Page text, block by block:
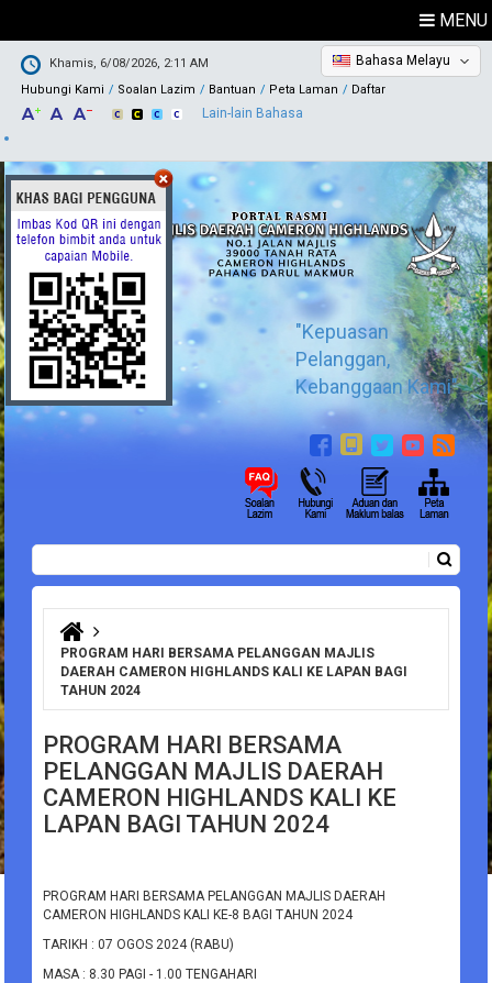
MENU
Khamis, 6/08/2026, 2:11 AM
Hubungi Kami
Soalan Lazim Bantuan Peta Laman Daftar
Bahasa Melayu
Lain-lain Bahasa
"Kepuasan
Pelanggan,
Kebanggaan Kami"
Borang carian
Anda di sini
PROGRAM HARI BERSAMA PELANGGAN MAJLIS
DAERAH CAMERON HIGHLANDS KALI KE LAPAN BAGI
TAHUN 2024
PROGRAM HARI BERSAMA
PELANGGAN MAJLIS DAERAH
CAMERON HIGHLANDS KALI KE
LAPAN BAGI TAHUN 2024
PROGRAM HARI BERSAMA PELANGGAN MAJLIS DAERAH
CAMERON HIGHLANDS KALI KE-8 BAGI TAHUN 2024
TARIKH : 07 OGOS 2024 (RABU)
MASA : 8.30 PAGI - 1.00 TENGAHARI